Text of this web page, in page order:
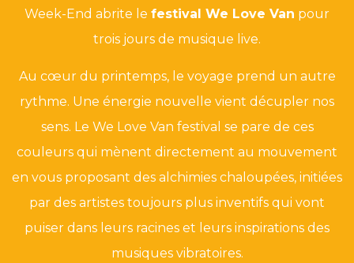
Week-End abrite le festival We Love Van pour
trois jours de musique live.
Au cœur du printemps, le voyage prend un autre
rythme. Une énergie nouvelle vient décupler nos
sens. Le We Love Van festival se pare de ces
couleurs qui mènent directement au mouvement
en vous proposant des alchimies chaloupées, initiées
par des artistes toujours plus inventifs qui vont
puiser dans leurs racines et leurs inspirations des
musiques vibratoires.